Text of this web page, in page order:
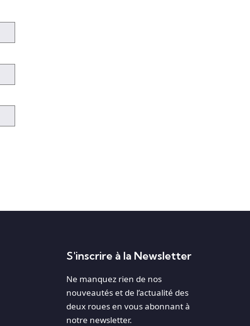
S'inscrire à la Newsletter
Ne manquez rien de nos
nouveautés et de l’actualité des
deux roues en vous abonnant à
notre newsletter.